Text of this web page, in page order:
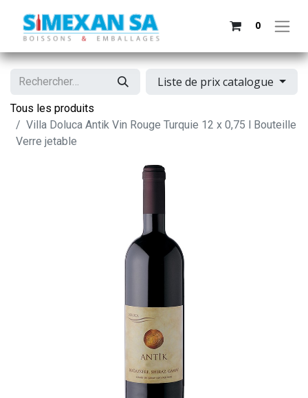
0
Liste de prix catalogue
Tous les produits
Villa Doluca Antik Vin Rouge Turquie 12 x 0,75 l Bouteille
Verre jetable